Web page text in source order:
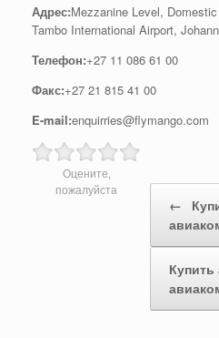
Адрес:Mezzanine Level,
Tambo International Airport,
Телефон:+27 11 086 61 00
Факс:+27 21 815 41 00
E-mail:enquirries@flymango.com
Оцените,
пожалуйста
Post navigation
←